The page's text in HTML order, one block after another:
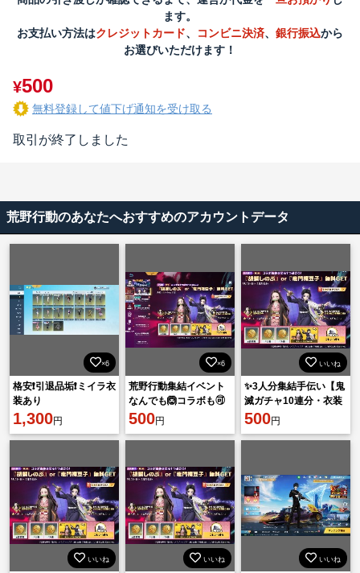
ます。
お支払い方法はクレジットカード、 コンビニ決済、 銀行振込から
お選びいただけます！
¥500
無料登録して値下げ通知を受け取る
取引が終了しました
荒野行動のあなたへおすすめのアカウントデータ
×6
格安❗️引退品垢❗️ミイラ衣
装あり
1,300円
×6
荒野行動集結イベント
なんでも🙆コラボも🉑
500円
いいね
✨3人分集結手伝い【鬼
滅ガチャ10連分・衣装
GET】✨
500円
いいね いいね いいね